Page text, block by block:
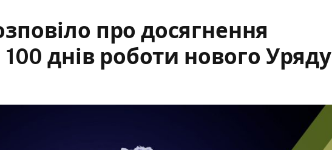
про досягнення
100 днів роботи нового Уряду